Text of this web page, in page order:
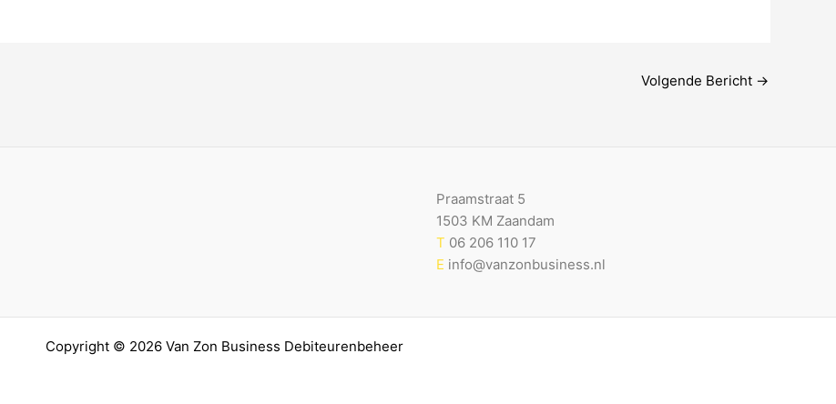
Volgende Bericht →
Praamstraat 5
1503 KM Zaandam
T 06 206 110 17
E info@vanzonbusiness.nl
Copyright © 2026 Van Zon Business Debiteurenbeheer